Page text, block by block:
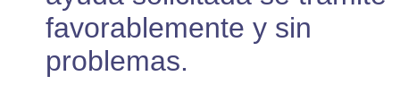
favorablemente y sin
problemas.